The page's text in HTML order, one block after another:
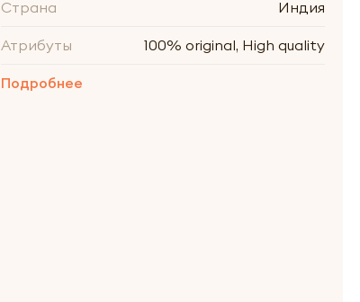
Страна Индия
Атрибуты 100% original, High quality
Подробнее